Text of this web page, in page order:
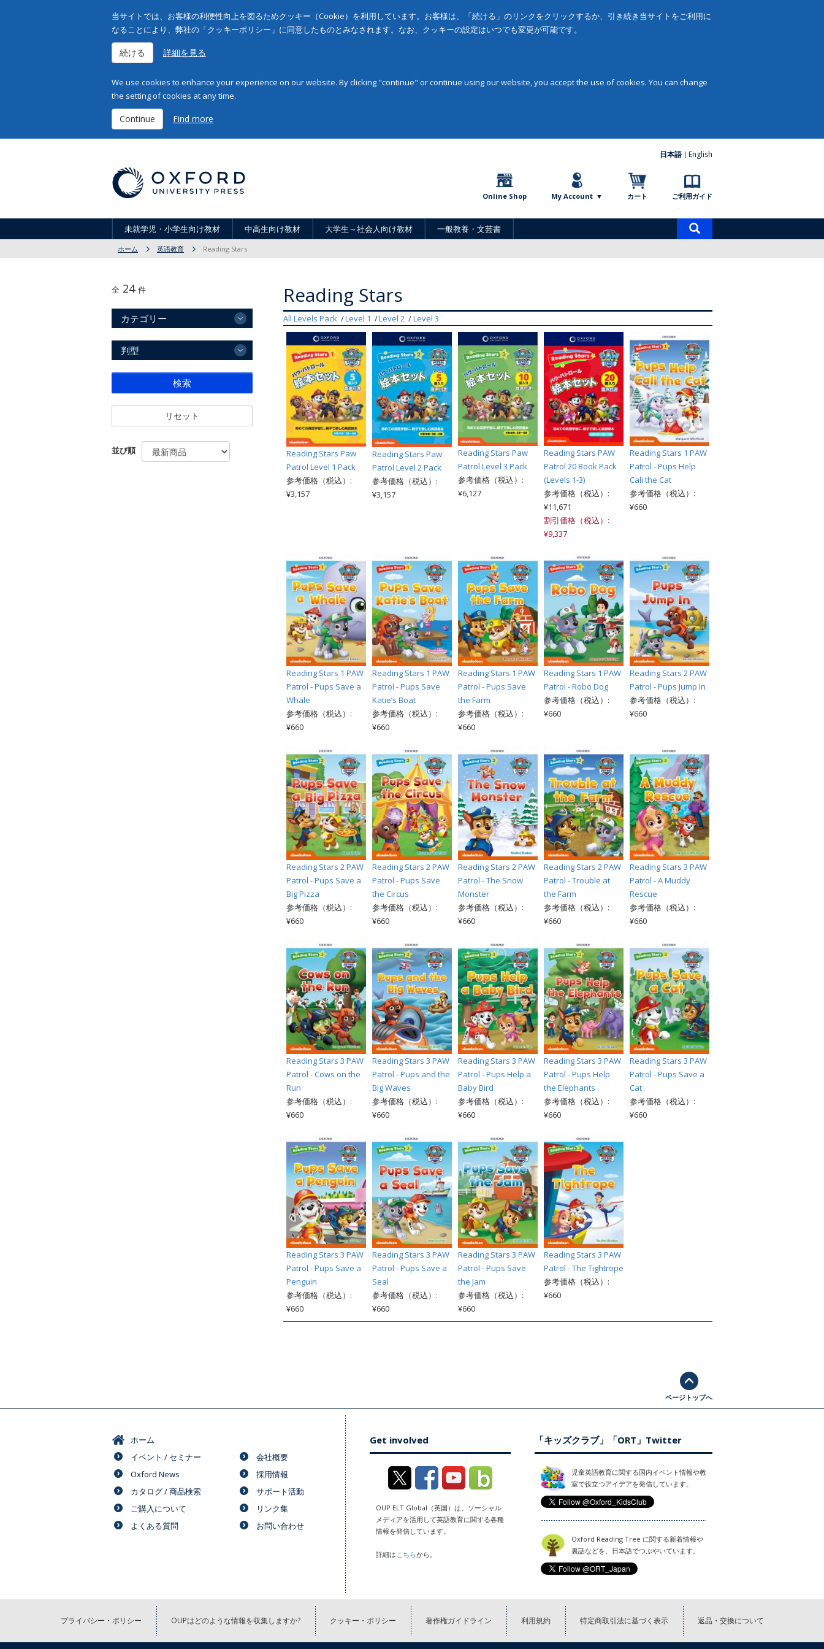
当サイトでは、お客様の利便性向上を図るためクッキー（Cookie）を利用しています。お客様は、「続ける」のリンクをクリックするか、引き続き当サイトをご利用に
なることにより、弊社の「クッキーポリシー」に同意したものとみなされます。なお、クッキーの設定はいつでも変更が可能です。
続ける 詳細を見る
We use cookies to enhance your experience on our website. By clicking "continue" or continue using our website, you accept the use of cookies. You can change
the setting of cookies at any time.
Continue Find more
日本語 English
Online Shop My Account カート ご利用ガイド
未就学児・小学生向け教材 中高生向け教材 大学生～社会人向け教材 一般教養・文芸書
ホーム 英語教育 Reading Stars
Reading Stars
All Levels Pack Level 1 Level 2 Level 3
Reading Stars Paw
Patrol Level 1 Pack
参考価格（税込）:
¥3,157
Reading Stars Paw
Patrol Level 2 Pack
参考価格（税込）:
¥3,157
Reading Stars Paw
Patrol Level 3 Pack
参考価格（税込）:
¥6,127
Reading Stars PAW
Patrol 20 Book Pack
(Levels 1-3)
参考価格（税込）:
¥11,671
割引価格（税込）:
¥9,337
Reading Stars 1 PAW
Patrol - Pups Help
Cali the Cat
参考価格（税込）:
¥660
Reading Stars 1 PAW
Patrol - Pups Save a
Whale
参考価格（税込）:
¥660
Reading Stars 1 PAW
Patrol - Pups Save
Katie’s Boat
参考価格（税込）:
¥660
Reading Stars 1 PAW
Patrol - Pups Save
the Farm
参考価格（税込）:
¥660
Reading Stars 1 PAW
Patrol - Robo Dog
参考価格（税込）:
¥660
Reading Stars 2 PAW
Patrol - Pups Jump In
参考価格（税込）:
¥660
Reading Stars 2 PAW
Patrol - Pups Save a
Big Pizza
参考価格（税込）:
¥660
Reading Stars 2 PAW
Patrol - Pups Save
the Circus
参考価格（税込）:
¥660
Reading Stars 2 PAW
Patrol - The Snow
Monster
参考価格（税込）:
¥660
Reading Stars 2 PAW
Patrol - Trouble at
the Farm
参考価格（税込）:
¥660
Reading Stars 3 PAW
Patrol - A Muddy
Rescue
参考価格（税込）:
¥660
Reading Stars 3 PAW
Patrol - Cows on the
Run
参考価格（税込）:
¥660
Reading Stars 3 PAW
Patrol - Pups and the
Big Waves
参考価格（税込）:
¥660
Reading Stars 3 PAW
Patrol - Pups Help a
Baby Bird
参考価格（税込）:
¥660
Reading Stars 3 PAW
Patrol - Pups Help
the Elephants
参考価格（税込）:
¥660
Reading Stars 3 PAW
Patrol - Pups Save a
Cat
参考価格（税込）:
¥660
Reading Stars 3 PAW
Patrol - Pups Save a
Penguin
参考価格（税込）:
¥660
Reading Stars 3 PAW
Patrol - Pups Save a
Seal
参考価格（税込）:
¥660
Reading Stars 3 PAW
Patrol - Pups Save
the Jam
参考価格（税込）:
¥660
Reading Stars 3 PAW
Patrol - The Tightrope
参考価格（税込）:
¥660
全 24 件
カテゴリー
判型
検索
リセット
並び順
ページトップへ
ホーム
イベント / セミナー
Oxford News
カタログ / 商品検索
ご購入について
よくある質問
会社概要
採用情報
サポート活動
リンク集
お問い合わせ
Get involved
OUP ELT Global（英国）は、ソーシャル
メディアを活用して英語教育に関する各種
情報を発信しています。
詳細は こちらから。
「キッズクラブ」「ORT」Twitter
児童英語教育に関する国内イベント情報や教
室で役立つアイデアを発信しています。
Oxford Reading Tree に関する新着情報や
裏話などを、日本語でつぶやいています。
プライバシー・ポリシー OUPはどのような情報を収集しますか? クッキー・ポリシー 著作権ガイドライン 利用規約 特定商取引法に基づく表示 返品・交換について